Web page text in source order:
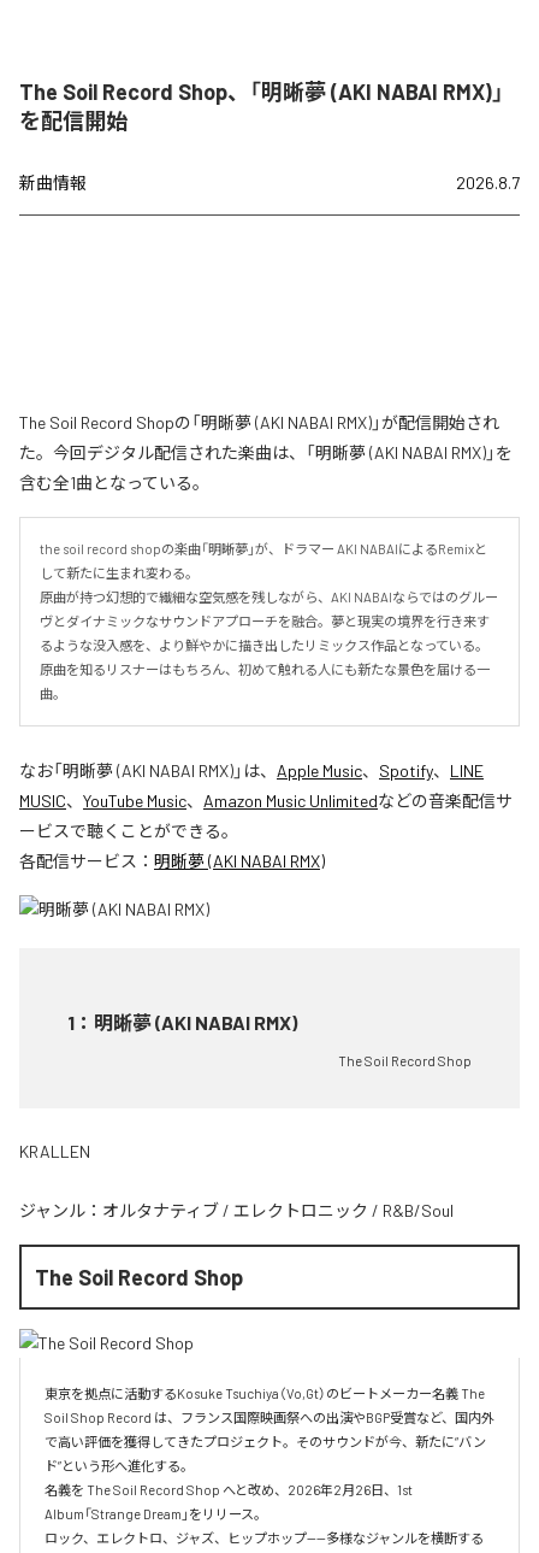
The Soil Record Shop、「明晰夢 (AKI NABAI RMX)」
を配信開始
新曲情報 2026.8.7
The Soil Record Shopの「明晰夢 (AKI NABAI RMX)」が配信開始され
た。今回デジタル配信された楽曲は、「明晰夢 (AKI NABAI RMX)」を
含む全1曲となっている。
the soil record shopの楽曲「明晰夢」が、ドラマー AKI NABAIによるRemixと
して新たに生まれ変わる。
原曲が持つ幻想的で繊細な空気感を残しながら、AKI NABAIならではのグルー
ヴとダイナミックなサウンドアプローチを融合。夢と現実の境界を行き来す
るような没入感を、より鮮やかに描き出したリミックス作品となっている。
原曲を知るリスナーはもちろん、初めて触れる人にも新たな景色を届ける一
曲。
なお「明晰夢 (AKI NABAI RMX)」は、 Apple Music、 Spotify、 LINE
MUSIC、 YouTube Music、 Amazon Music Unlimitedなどの音楽配信サ
ービスで聴くことができる。
各配信サービス： 明晰夢 (AKI NABAI RMX)
1 ： 明晰夢 (AKI NABAI RMX)
The Soil Record Shop
KRALLEN
ジャンル： オルタナティブ / エレクトロニック / R&B/Soul
The Soil Record Shop
東京を拠点に活動するKosuke Tsuchiya（Vo,Gt）のビートメーカー名義 The
Soil Shop Record は、フランス国際映画祭への出演やBGP受賞など、国内外
で高い評価を獲得してきたプロジェクト。そのサウンドが今、新たに“バン
ド”という形へ進化する。
名義を The Soil Record Shop へと改め、2026年2月26日、1st
Album「Strange Dream」をリリース。
ロック、エレクトロ、ジャズ、ヒップホップ——多様なジャンルを横断する